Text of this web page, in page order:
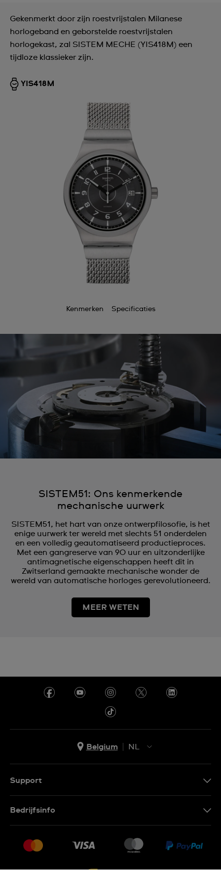
Gekenmerkt door zijn roestvrijstalen Milanese
horlogeband en geborstelde roestvrijstalen
horlogekast, zal SISTEM MECHE (YIS418M) een
tijdloze klassieker zijn.
YIS418M
Kenmerken Specificaties
SISTEM51: Ons kenmerkende
mechanische uurwerk
SISTEM51, het hart van onze ontwerpfilosofie, is het
enige uurwerk ter wereld met slechts 51 onderdelen
en een volledig geautomatiseerd productieproces.
Met een gangreserve van 90 uur en uitzonderlijke
antimagnetische eigenschappen heeft dit in
Zwitserland gemaakte mechanische wonder de
wereld van automatische horloges gerevolutioneerd.
MEER WETEN
Belgium
NL
Support
Retournering
Bedrijfsinfo
Vacatures